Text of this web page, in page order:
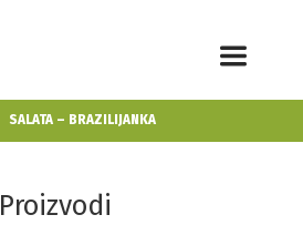
SALATA – BRAZILIJANKA
Proizvodi